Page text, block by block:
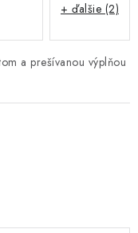
a prešívanou výplňou
+ ďalšie (2)